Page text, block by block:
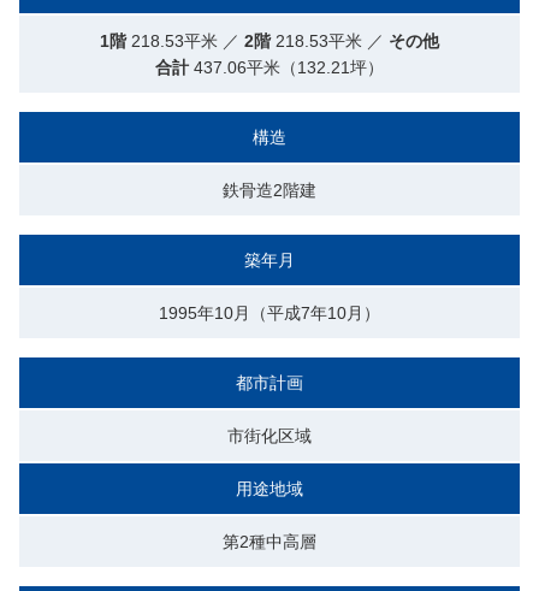
1階218.53平米 ／ 2階218.53平米 ／ その他
合計 437.06平米（132.21坪）
構造
鉄骨造2階建
築年月
1995年10月（平成7年10月）
都市計画
市街化区域
用途地域
第2種中高層